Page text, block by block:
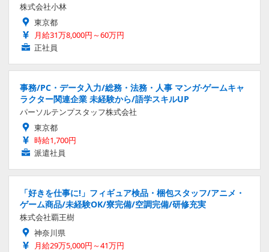
株式会社小林
東京都
月給31万8,000円～60万円
正社員
事務/PC・データ入力/総務・法務・人事 マンガ·ゲームキャ
ラクター関連企業 未経験から/語学スキルUP
パーソルテンプスタッフ株式会社
東京都
時給1,700円
派遣社員
「好きを仕事に!」フィギュア検品・梱包スタッフ/アニメ・
ゲーム商品/未経験OK/寮完備/空調完備/研修充実
株式会社覇王樹
神奈川県
月給29万5,000円～41万円